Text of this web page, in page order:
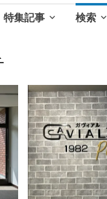
特集記事 検索